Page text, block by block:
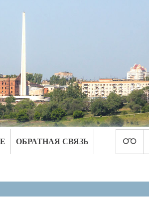
ОБРАТНАЯ СВЯЗЬ